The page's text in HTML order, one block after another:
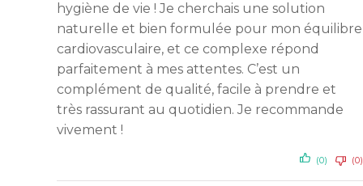
hygiène de vie ! Je cherchais une solution
naturelle et bien formulée pour mon équilibre
cardiovasculaire, et ce complexe répond
parfaitement à mes attentes. C’est un
complément de qualité, facile à prendre et
très rassurant au quotidien. Je recommande
vivement !
(0) (0)